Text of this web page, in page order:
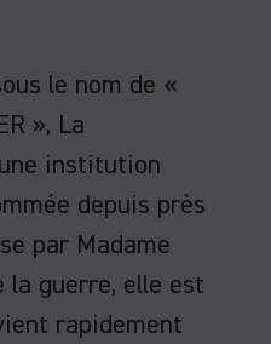
le nom de «
», La
institution
depuis près
par Madame
la guerre, elle est
rapidement